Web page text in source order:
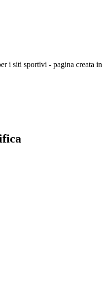
i siti sportivi - pagina creata in